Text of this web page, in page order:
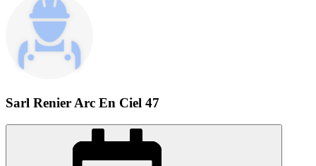
Sarl Renier Arc En Ciel 47